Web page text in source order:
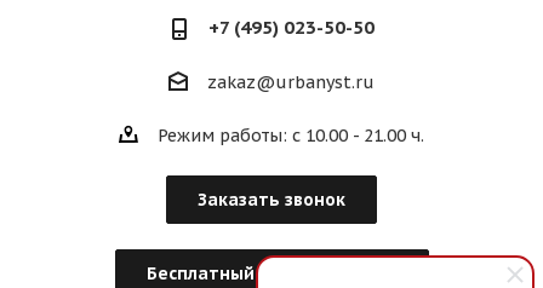
+7 (495) 023-50-50
zakaz@urbanyst.ru
Режим работы: с 10.00 - 21.00 ч.
Заказать звонок
Бесплатный Дизайн-Проект